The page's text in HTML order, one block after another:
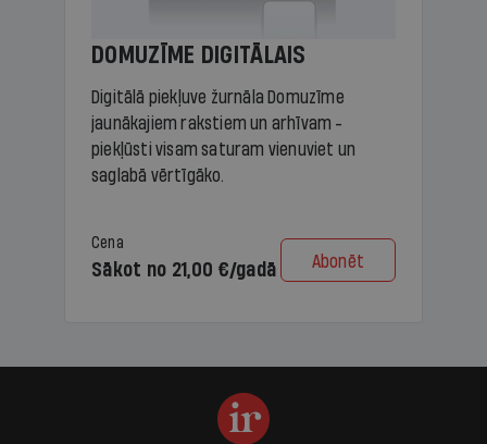
DOMUZĪME DIGITĀLAIS
Digitālā piekļuve žurnāla Domuzīme
jaunākajiem rakstiem un arhīvam -
piekļūsti visam saturam vienuviet un
saglabā vērtīgāko.
Cena
Sākot no 21,00 €/gadā Abonēt